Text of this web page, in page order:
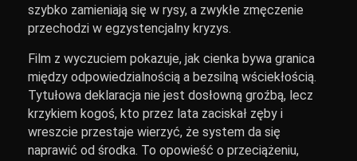
szybko zamieniają się w rysy, a zwykłe zmęczenie
przechodzi w egzystencjalny kryzys.
Film z wyczuciem pokazuje, jak cienka bywa granica
między odpowiedzialnością a bezsilną wściekłością.
Tytułowa deklaracja nie jest dosłowną groźbą, lecz
krzykiem kogoś, kto przez lata zaciskał zęby i
wreszcie przestaje wierzyć, że system da się
naprawić od środka. To opowieść o przeciążeniu,